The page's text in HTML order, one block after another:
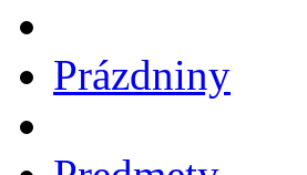
Prázdniny